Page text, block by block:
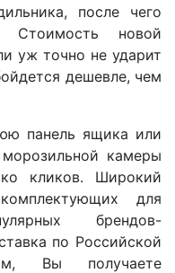
после чего
Стоимость новой
уж точно не ударит
дешевле, чем
панель ящика или
камеры
кликов. Широкий
для
брендов-
по Российской
Вы получаете